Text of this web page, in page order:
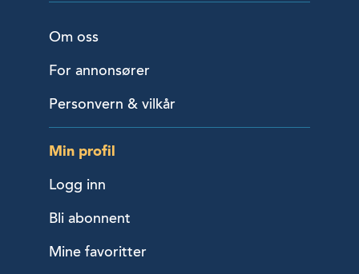
Om oss
For annonsører
Personvern & vilkår
Min profil
Logg inn
Bli abonnent
Mine favoritter